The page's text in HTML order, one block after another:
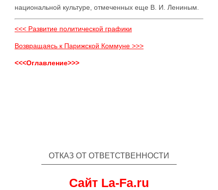
национальной культуре, отмеченных еще В. И. Лениным.
<<< Развитие политической графики
Возвращаясь к Парижской Коммуне >>>
<<<Оглавление>>>
ОТКАЗ ОТ ОТВЕТСТВЕННОСТИ
Сайт La-Fa.ru